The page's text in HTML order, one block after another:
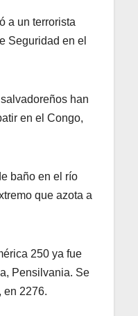
a un terrorista
Seguridad en el
han
en el Congo,
baño en el río
que azota a
250 ya fue
Pensilvania. Se
en 2276.